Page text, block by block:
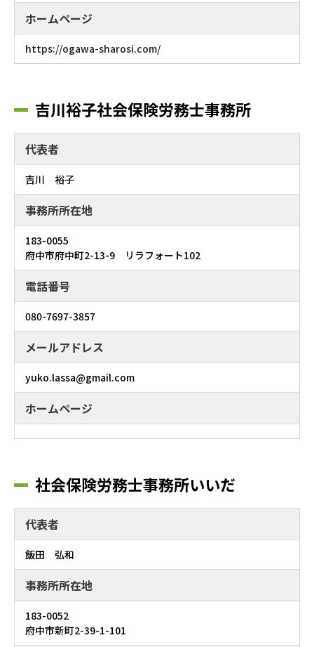
ホームページ
https://ogawa-sharosi.com/
吉川裕子社会保険労務士事務所
代表者
吉川 裕子
事務所所在地
183-0055
府中市府中町2-13-9 リラフォート102
電話番号
080-7697-3857
メールアドレス
yuko.lassa@gmail.com
ホームページ
社会保険労務士事務所いいだ
代表者
飯田 弘和
事務所所在地
183-0052
府中市新町2-39-1-101